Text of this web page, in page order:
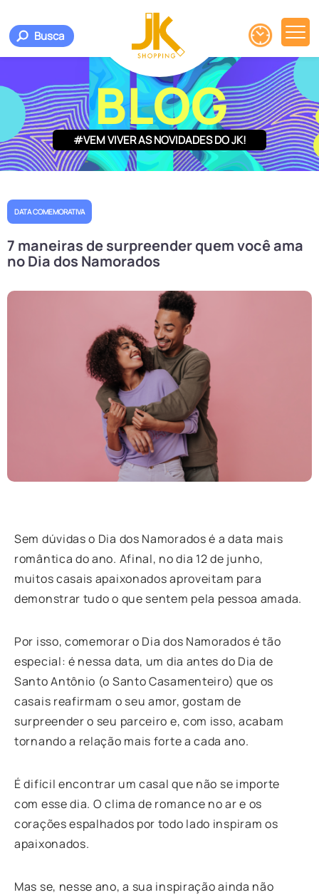
Busca
BLOG
#VEM VIVER AS NOVIDADES DO JK!
DATA COMEMORATIVA
7 maneiras de surpreender quem você ama
no Dia dos Namorados
Sem dúvidas o Dia dos Namorados é a data mais
romântica do ano. Afinal, no dia 12 de junho,
muitos casais apaixonados aproveitam para
demonstrar tudo o que sentem pela pessoa amada.
Por isso, comemorar o Dia dos Namorados é tão
especial: é nessa data, um dia antes do Dia de
Santo Antônio (o Santo Casamenteiro) que os
casais reafirmam o seu amor, gostam de
surpreender o seu parceiro e, com isso, acabam
tornando a relação mais forte a cada ano.
É difícil encontrar um casal que não se importe
com esse dia. O clima de romance no ar e os
corações espalhados por todo lado inspiram os
apaixonados.
Mas se, nesse ano, a sua inspiração ainda não